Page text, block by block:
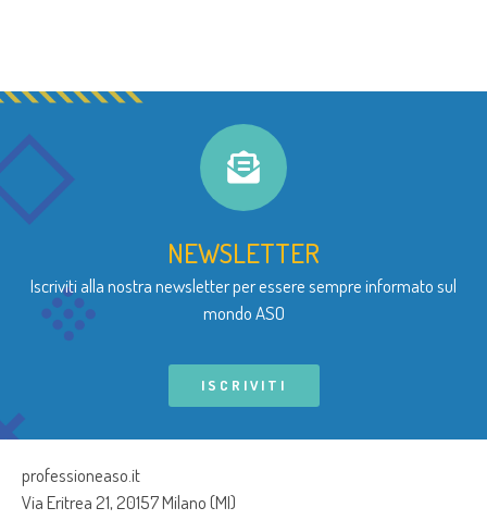
NEWSLETTER
Iscriviti alla nostra newsletter per essere sempre informato sul
mondo ASO
ISCRIVITI
professioneaso.it
Via Eritrea 21, 20157 Milano (MI)